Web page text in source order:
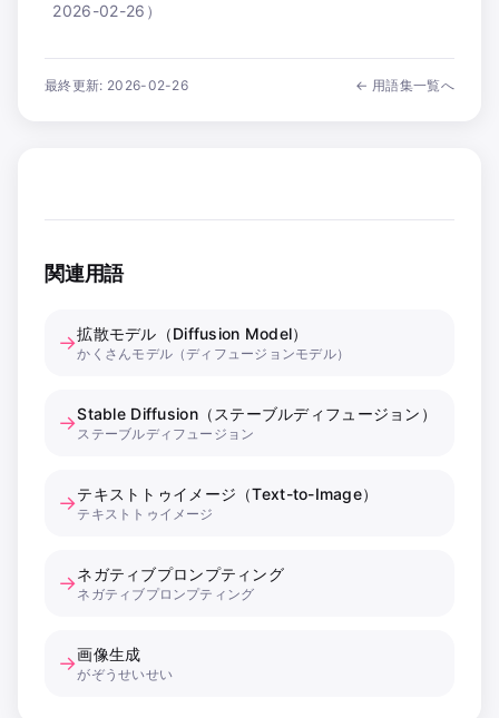
2026-02-26 ）
最終更新: 2026-02-26 ← 用語集一覧へ
関連用語
→拡散モデル（Diffusion Model）
かくさんモデル（ディフュージョンモデル）
→Stable Diffusion（ステーブルディフュージョン）
ステーブルディフュージョン
→テキストトゥイメージ（Text-to-Image）
テキストトゥイメージ
→ネガティブプロンプティング
ネガティブプロンプティング
→画像生成
がぞうせいせい